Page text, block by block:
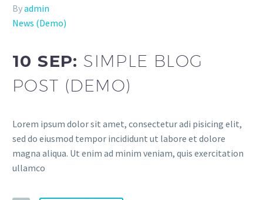
Byadmin
News (Demo)
10 SEP: SIMPLE BLOG
POST (DEMO)
Lorem ipsum dolor sit amet, consectetur adi pisicing elit,
sed do eiusmod tempor incididunt ut labore et dolore
magna aliqua. Ut enim ad minim veniam, quis exercitation
ullamco